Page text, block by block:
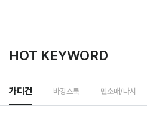
HOT KEYWORD
가디건 바캉스룩 민소매/나시